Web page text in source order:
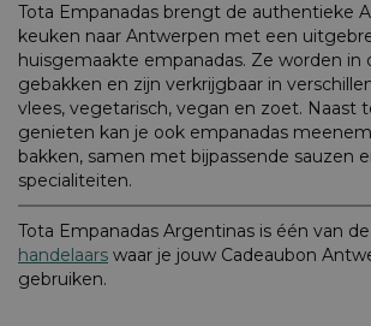
Tota Empanadas brengt de authentieke
keuken naar Antwerpen met een
huisgemaakte empanadas. Ze worden in
gebakken en zijn verkrijgbaar in
vlees, vegetarisch, vegan en zoet. Naast
genieten kan je ook empanadas
bakken, samen met bijpassende sauzen
specialiteiten.
Tota Empanadas Argentinas is één van de
handelaars waar je jouw Cadeaubon
gebruiken.